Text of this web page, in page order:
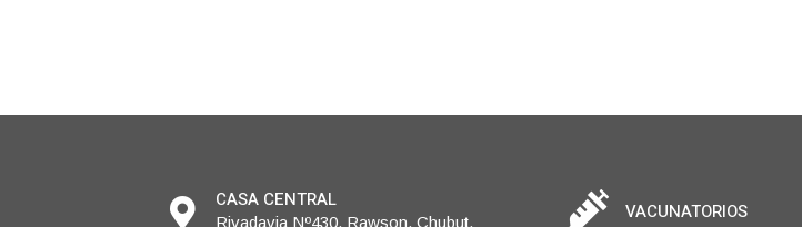
CASA CENTRAL
Rivadavia Nº430, Rawson. Chubut. VACUNATORIOS